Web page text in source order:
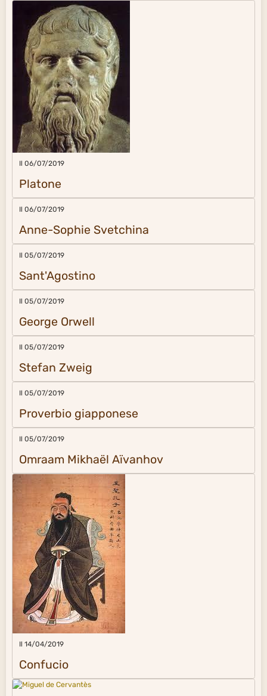
Il 06/07/2019
Platone
Il 06/07/2019
Anne-Sophie Svetchina
Il 05/07/2019
Sant'Agostino
Il 05/07/2019
George Orwell
Il 05/07/2019
Stefan Zweig
Il 05/07/2019
Proverbio giapponese
Il 05/07/2019
Omraam Mikhaël Aïvanhov
Il 14/04/2019
Confucio